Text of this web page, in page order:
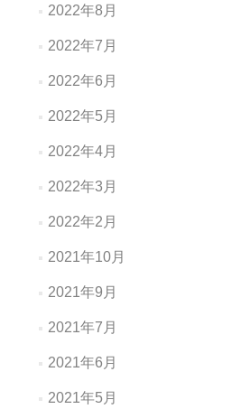
2022年8月
2022年7月
2022年6月
2022年5月
2022年4月
2022年3月
2022年2月
2021年10月
2021年9月
2021年7月
2021年6月
2021年5月